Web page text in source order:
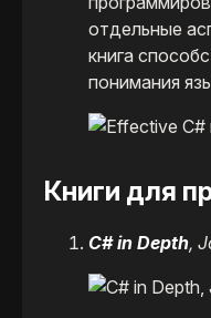
отдельные
книга
понимания
Книги для
C# in Depth,